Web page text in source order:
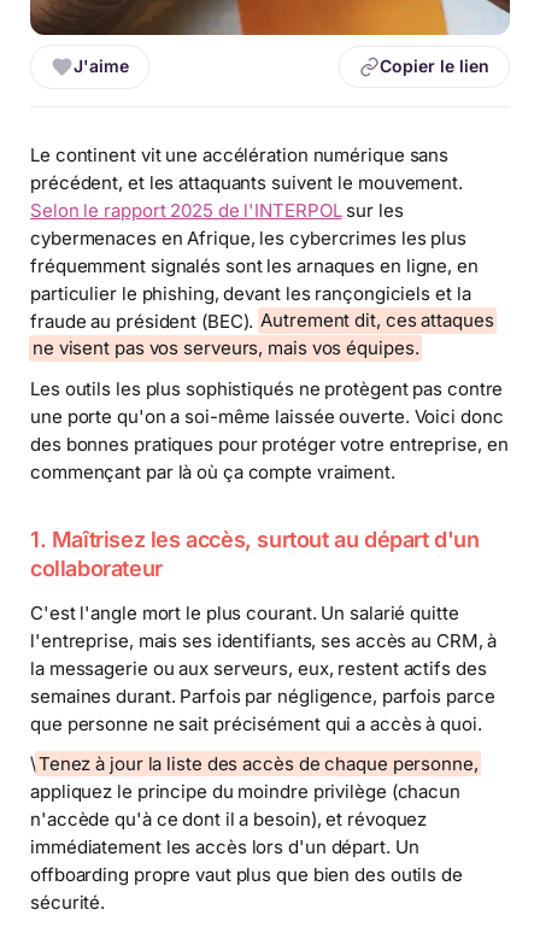
J'aime Copier le lien
Le continent vit une accélération numérique sans
précédent, et les attaquants suivent le mouvement.
Selon le rapport 2025 de l'INTERPOLsur les
cybermenaces en Afrique, les cybercrimes les plus
fréquemment signalés sont les arnaques en ligne, en
particulier le phishing, devant les rançongiciels et la
fraude au président (BEC). Autrement dit, ces attaques
ne visent pas vos serveurs, mais vos équipes.
Les outils les plus sophistiqués ne protègent pas contre
une porte qu'on a soi-même laissée ouverte. Voici donc
des bonnes pratiques pour protéger votre entreprise, en
commençant par là où ça compte vraiment.
1. Maîtrisez les accès, surtout au départ d'un
collaborateur
C'est l'angle mort le plus courant. Un salarié quitte
l'entreprise, mais ses identifiants, ses accès au CRM, à
la messagerie ou aux serveurs, eux, restent actifs des
semaines durant. Parfois par négligence, parfois parce
que personne ne sait précisément qui a accès à quoi.
\Tenez à jour la liste des accès de chaque personne,
appliquez le principe du moindre privilège (chacun
n'accède qu'à ce dont il a besoin), et révoquez
immédiatement les accès lors d'un départ. Un
offboarding propre vaut plus que bien des outils de
sécurité.